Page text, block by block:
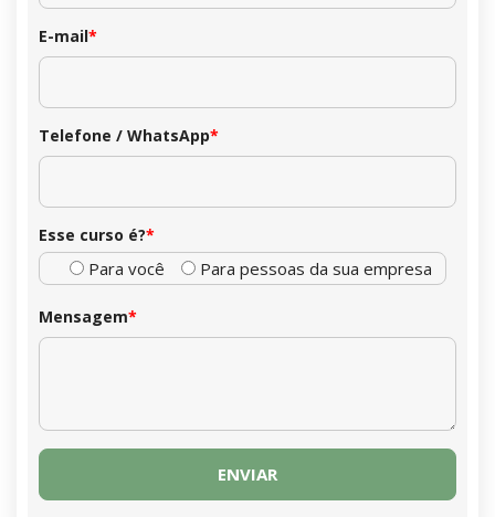
E-mail*
Telefone / WhatsApp*
Esse curso é?*
Para você Para pessoas da sua empresa
Mensagem*